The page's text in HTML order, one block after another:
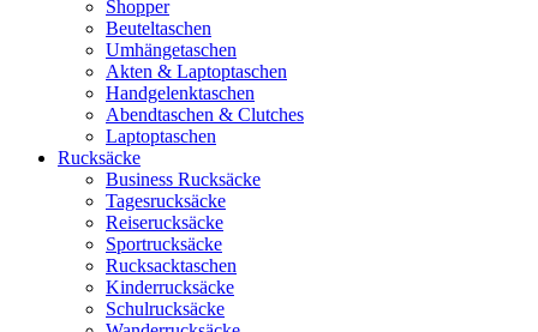
Shopper
Beuteltaschen
Umhängetaschen
Akten & Laptoptaschen
Handgelenktaschen
Abendtaschen & Clutches
Laptoptaschen
Rucksäcke
Business Rucksäcke
Tagesrucksäcke
Reiserucksäcke
Sportrucksäcke
Rucksacktaschen
Kinderrucksäcke
Schulrucksäcke